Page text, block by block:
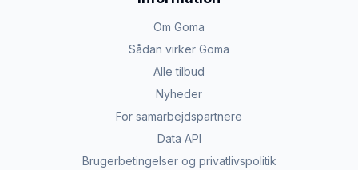
Om Goma
Sådan virker Goma
Alle tilbud
Nyheder
For samarbejdspartnere
Data API
Brugerbetingelser og privatlivspolitik